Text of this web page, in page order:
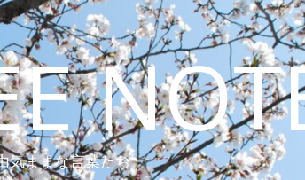
気ままな言葉たち